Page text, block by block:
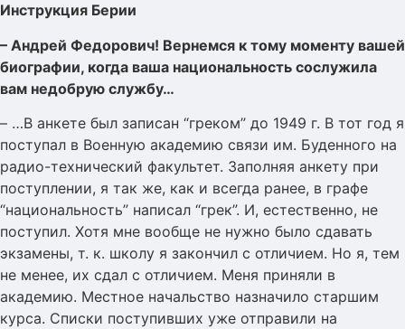
Инструкция Берии
– Андрей Федорович! Вернемся к тому моменту вашей
биографии, когда ваша национальность сослужила
вам недобрую службу…
– …В анкете был записан “греком” до 1949 г. В тот год я
поступал в Военную академию связи им. Буденного на
радио-технический факультет. Заполняя анкету при
поступлении, я так же, как и всегда ранее, в графе
“национальность” написал “грек”. И, естественно, не
поступил. Хотя мне вообще не нужно было сдавать
экзамены, т. к. школу я закончил с отличием. Но я, тем
не менее, их сдал с отличием. Меня приняли в
академию. Местное начальство назначило старшим
курса. Списки поступивших уже отправили на